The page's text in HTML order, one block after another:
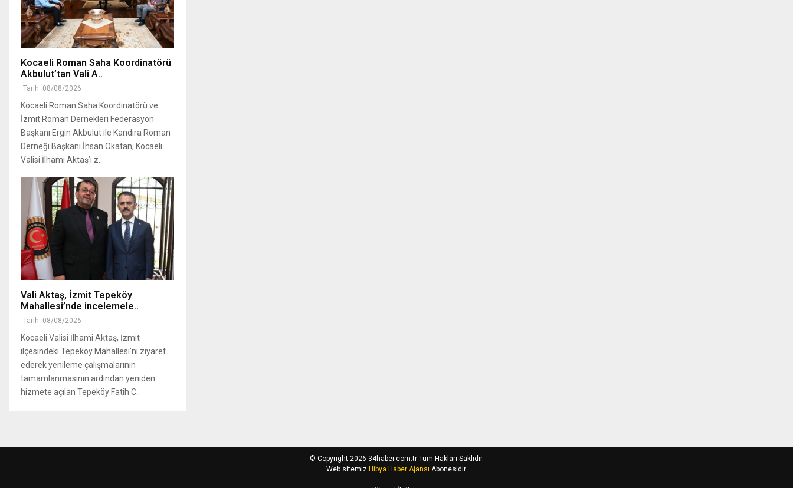
Kocaeli Roman Saha Koordinatörü
Akbulut’tan Vali A..
Tarih: 08/08/2026
Kocaeli Roman Saha Koordinatörü ve
İzmit Roman Dernekleri Federasyon
Başkanı Ergin Akbulut ile Kandıra Roman
Derneği Başkanı İhsan Okatan, Kocaeli
Valisi İlhami Aktaş’ı z..
Vali Aktaş, İzmit Tepeköy
Mahallesi’nde incelemele..
Tarih: 08/08/2026
Kocaeli Valisi İlhami Aktaş, İzmit
ilçesindeki Tepeköy Mahallesi’ni ziyaret
ederek yenileme çalışmalarının
tamamlanmasının ardından yeniden
hizmete açılan Tepeköy Fatih C..
© Copyright 2026 34haber.com.tr Tüm Hakları Saklıdır.
Web sitemiz Hibya Haber Ajansı Abonesidir.